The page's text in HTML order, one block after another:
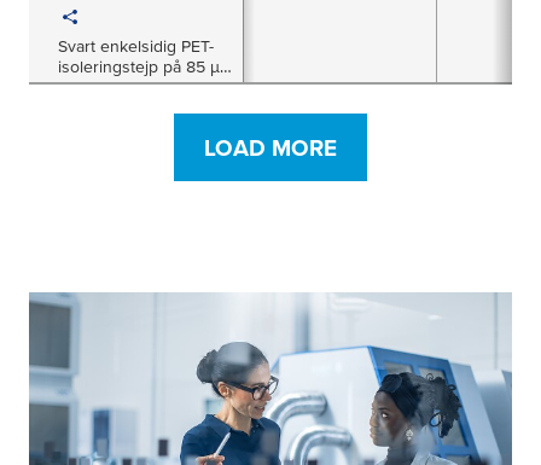
Svart enkelsidig PET-
isoleringstejp på 85 µm
med omarbetningsbart
LOAD MORE